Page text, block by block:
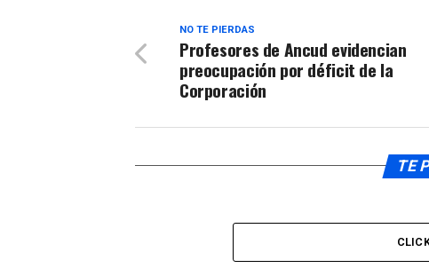
NO TE PIERDAS
Profesores de Ancud evidencian
preocupación por déficit de la
Corporación
TE